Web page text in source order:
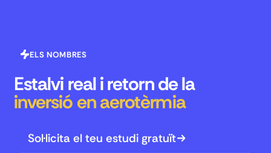
ELS NOMBRES
Estalvi real i retorn de la
inversió en aerotèrmia
Sol·licita el teu estudi gratuït